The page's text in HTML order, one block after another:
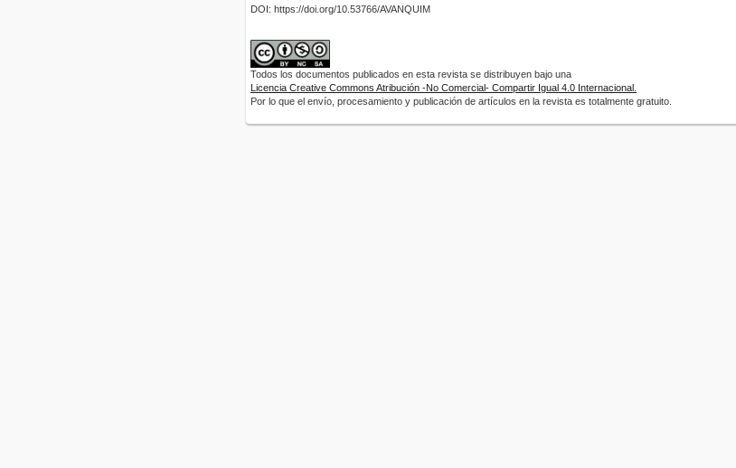
DOI: https://doi.org/10.53766/AVANQUIM
Todos los documentos publicados en esta revista se distribuyen bajo una
Licencia Creative Commons Atribución -No Comercial- Compartir Igual 4.0 Internacional.
Por lo que el envío, procesamiento y publicación de artículos en la revista es totalmente gratuito.